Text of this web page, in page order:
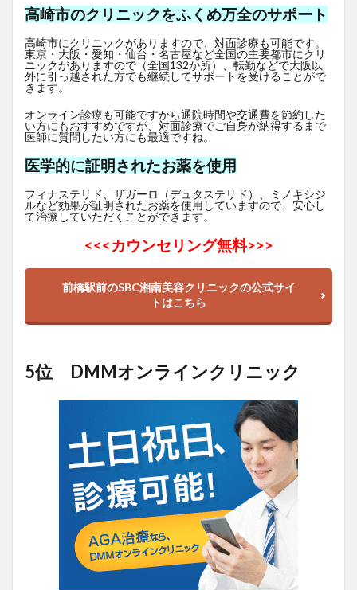
高崎市のクリニックをふくめ万全のサポート
高崎市にクリニックがありますので、対面診療も可能です。
東京・大阪・愛知・仙台・名古屋など全国の主要都市にクリ
ニックがありますので（全国132か所）、転勤などで大阪以
外に引っ越された方でも継続してサポートを受けることがで
きます。
オンライン診療も可能ですから通院時間や交通費を節約した
い方にもおすすめですが、対面診療でご自身が納得するまで
医師に質問したい方にも最適ですね。
医学的に証明されたお薬を使用
フィナステリド、ザガーロ（デュタステリド）、ミノキシジ
ルなど効果が証明されたお薬を使用していますので、安心し
て治療していただくことができます。
<<<カウンセリング無料>>>
前橋駅前のSBC湘南美容クリニックの公式サイ
トはこちら
5位 DMMオンラインクリニック